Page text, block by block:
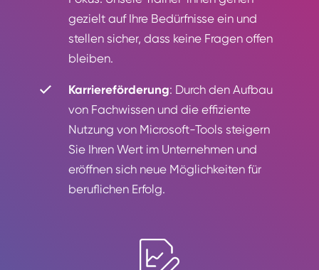
gezielt auf Ihre Bedürfnisse ein und
stellen sicher, dass keine Fragen offen
bleiben.
Karriereförderung: Durch den Aufbau
von Fachwissen und die effiziente
Nutzung von Microsoft-Tools steigern
Sie Ihren Wert im Unternehmen und
eröffnen sich neue Möglichkeiten für
beruflichen Erfolg.